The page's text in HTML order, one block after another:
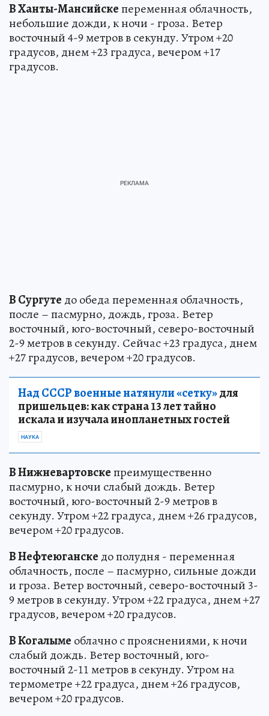
В Ханты-Мансийскепеременная облачность,
небольшие дожди, к ночи - гроза. Ветер
восточный 4-9 метров в секунду. Утром +20
градусов, днем +23 градуса, вечером +17
градусов.
В Сургуте до обеда переменная облачность,
после – пасмурно, дождь, гроза. Ветер
восточный, юго-восточный, северо-восточный
2-9 метров в секунду. Сейчас +23 градуса, днем
+27 градусов, вечером +20 градусов.
Над СССР военные натянули «сетку»для
пришельцев: как страна 13 лет тайно
искала и изучала инопланетных гостей
НАУКА
В Нижневартовскепреимущественно
пасмурно, к ночи слабый дождь. Ветер
восточный, юго-восточный 2-9 метров в
секунду. Утром +22 градуса, днем +26 градусов,
вечером +20 градусов.
В Нефтеюганске до полудня - переменная
облачность, после – пасмурно, сильные дожди
и гроза. Ветер восточный, северо-восточный 3-
9 метров в секунду. Утром +22 градуса, днем +27
градусов, вечером +20 градусов.
В Когалыме облачно с прояснениями, к ночи
слабый дождь. Ветер восточный, юго-
восточный 2-11 метров в секунду. Утром на
термометре +22 градуса, днем +26 градусов,
вечером +20 градусов.